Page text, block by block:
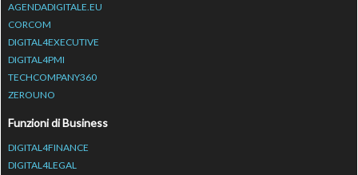
AGENDADIGITALE.EU
CORCOM
DIGITAL4EXECUTIVE
DIGITAL4PMI
TECHCOMPANY360
ZEROUNO
Funzioni di Business
DIGITAL4FINANCE
DIGITAL4LEGAL